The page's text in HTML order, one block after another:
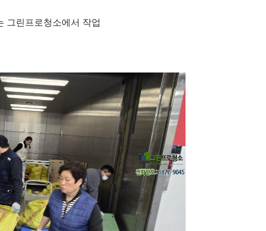
그린프로청소에서 작업